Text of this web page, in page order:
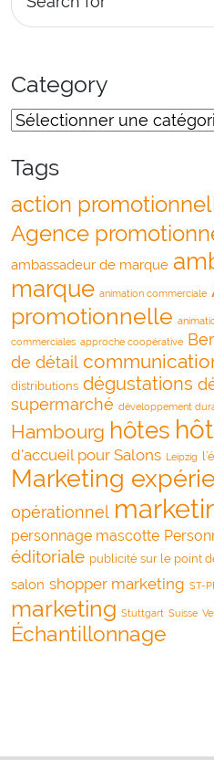
Category
Tags
action
Agence
ambassadeur de marque
marque animation commerciale
promotionnelle
commerciales approche coopérative
de détail
distributions dégustations
supermarché développement
Hambourg hôtes
d'accueil pour Salons Leipzig
Marketing
opérationnel
personnage mascotte
éditoriale publicité sur le point
salon shopper marketing ST-
marketing Stuttgart Suisse
Échantillonnage